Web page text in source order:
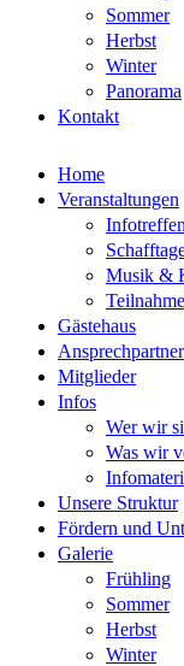
Sommer
Herbst
Winter
Panorama
Kontakt
Home
Veranstaltungen
Infotreffen
Musik &
Gästehaus
Ansprechpartner
Mitglieder
Infos
Wer wir
Was wir
Unsere Struktur
Fördern und
Galerie
Frühling
Sommer
Herbst
Winter